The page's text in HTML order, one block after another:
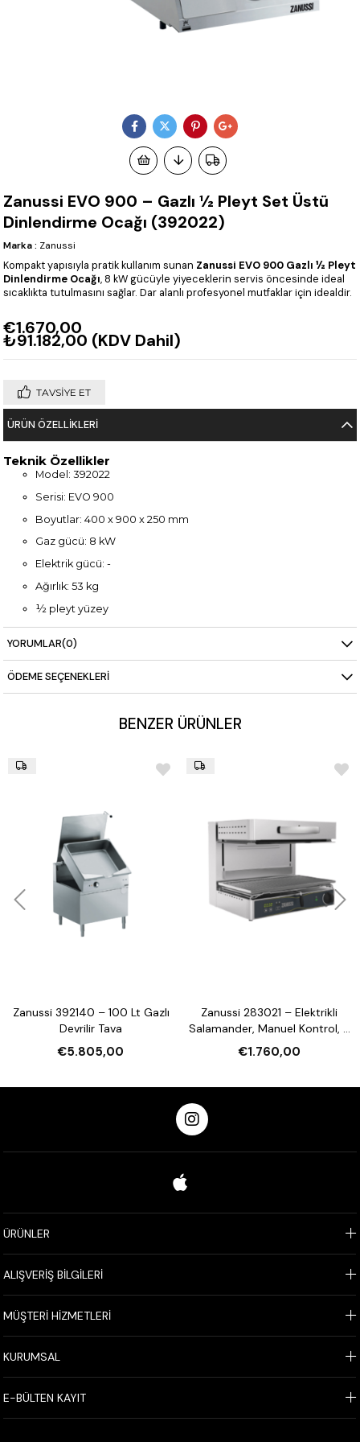
Zanussi EVO 900 – Gazlı ½ Pleyt Set Üstü
Dinlendirme Ocağı (392022)
Marka : Zanussi
Kompakt yapısıyla pratik kullanım sunan Zanussi EVO 900 Gazlı ½ Pleyt
Dinlendirme Ocağı, 8 kW gücüyle yiyeceklerin servis öncesinde ideal
sıcaklıkta tutulmasını sağlar. Dar alanlı profesyonel mutfaklar için idealdir.
€1.670,00
₺91.182,00 (KDV Dahil)
TAVSIYE ET
ÜRÜN ÖZELLIKLERI
Teknik Özellikler
Model: 392022
Serisi: EVO 900
Boyutlar: 400 x 900 x 250 mm
Gaz gücü: 8 kW
Elektrik gücü: -
Ağırlık: 53 kg
½ pleyt yüzey
Kompakt tasarım
YORUMLAR(0)
ÖDEME SEÇENEKLERI
BENZER ÜRÜNLER
Zanussi 392140 – 100 Lt Gazlı
Devrilir Tava
€5.805,00
Zanussi 283021 – Elektrikli
Salamander, Manuel Kontrol, 3
Tarafı Açık, 600 mm
€1.760,00
ÜRÜNLER
ALIŞVERİŞ BİLGİLERİ
MÜŞTERİ HİZMETLERİ
KURUMSAL
E-BÜLTEN KAYIT